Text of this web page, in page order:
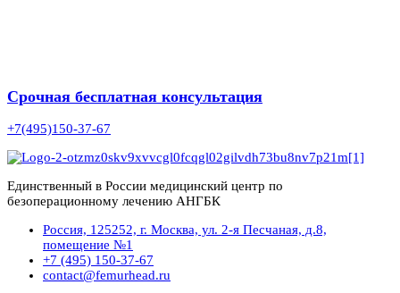
Срочная бесплатная консультация
+7(495)150-37-67
Единственный в России медицинский центр по
безоперационному лечению АНГБК
Россия, 125252, г. Москва, ул. 2-я Песчаная, д.8,
помещение №1
+7 (495) 150-37-67
contact@femurhead.ru